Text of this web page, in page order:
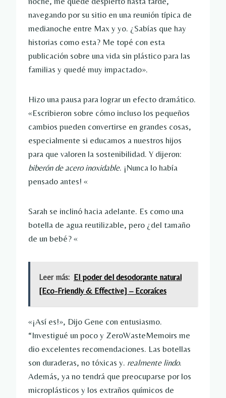
navegando por su sitio en una reunión típica de
medianoche entre Max y yo. ¿Sabías que hay
historias como esta? Me topé con esta
publicación sobre una vida sin plástico para las
familias y quedé muy impactado».
Hizo una pausa para lograr un efecto dramático.
«Escribieron sobre cómo incluso los pequeños
cambios pueden convertirse en grandes cosas,
especialmente si educamos a nuestros hijos
para que valoren la sostenibilidad. Y dijeron:
biberón de acero inoxidable. ¡Nunca lo había
pensado antes! «
Sarah se inclinó hacia adelante. Es como una
botella de agua reutilizable, pero ¿del tamaño
de un bebé? «
Leer más: El poder del desodorante natural
[Eco-Friendly & Effective] – Ecoraíces
«¡Así es!», Dijo Gene con entusiasmo.
“Investigué un poco y ZeroWasteMemoirs me
dio excelentes recomendaciones. Las botellas
son duraderas, no tóxicas y. realmente lindo.
Además, ya no tendrá que preocuparse por los
microplásticos y los extraños químicos de